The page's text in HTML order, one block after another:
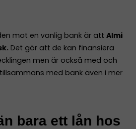
mot en vanlig bank är att Almi
Det gör att de kan finansiera
men är också med och
med bank även i mer
bara ett lån hos